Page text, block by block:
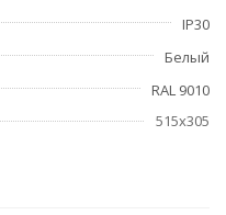
IP30
Белый
RAL 9010
515x305